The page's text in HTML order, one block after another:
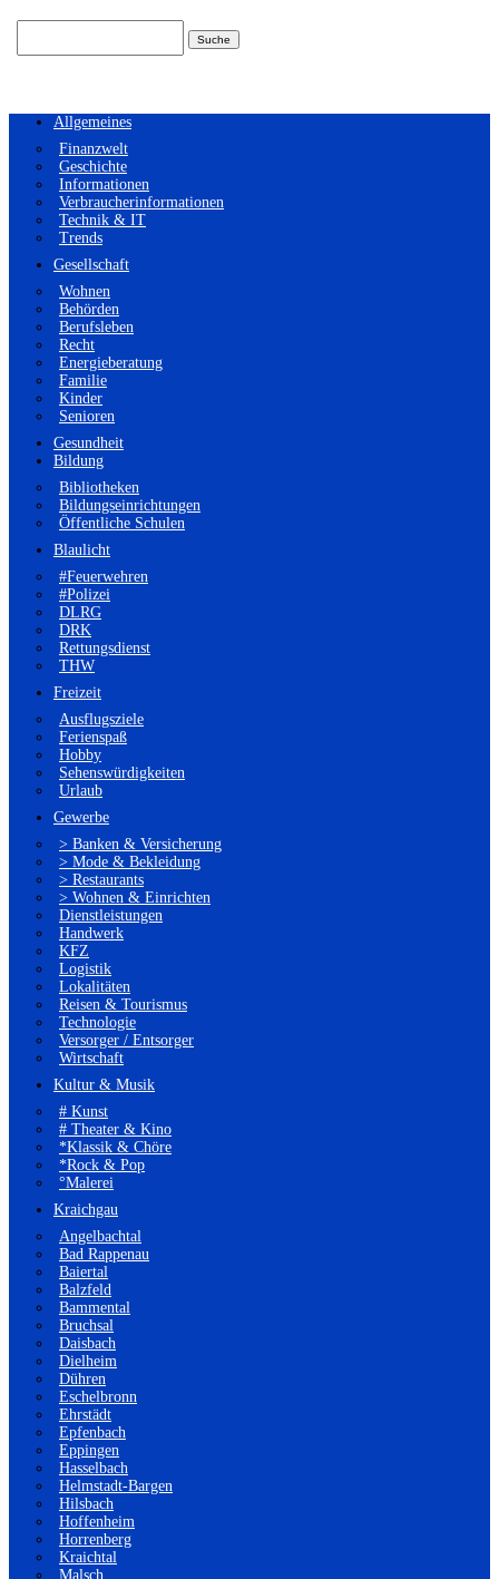
Allgemeines
Finanzwelt
Geschichte
Informationen
Verbraucherinformationen
Technik & IT
Trends
Gesellschaft
Wohnen
Behörden
Berufsleben
Recht
Energieberatung
Familie
Kinder
Senioren
Gesundheit
Bildung
Bibliotheken
Bildungseinrichtungen
Öffentliche Schulen
Blaulicht
#Feuerwehren
#Polizei
DLRG
DRK
Rettungsdienst
THW
Freizeit
Ausflugsziele
Ferienspaß
Hobby
Sehenswürdigkeiten
Urlaub
Gewerbe
> Banken & Versicherung
> Mode & Bekleidung
> Restaurants
> Wohnen & Einrichten
Dienstleistungen
Handwerk
KFZ
Logistik
Lokalitäten
Reisen & Tourismus
Technologie
Versorger / Entsorger
Wirtschaft
Kultur & Musik
# Kunst
# Theater & Kino
*Klassik & Chöre
*Rock & Pop
°Malerei
Kraichgau
Angelbachtal
Bad Rappenau
Baiertal
Balzfeld
Bammental
Bruchsal
Daisbach
Dielheim
Dühren
Eschelbronn
Ehrstädt
Epfenbach
Eppingen
Hasselbach
Helmstadt-Bargen
Hilsbach
Hoffenheim
Horrenberg
Kraichtal
Malsch